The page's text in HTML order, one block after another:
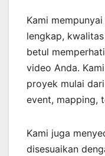
Kami
lengkap,
betul
video Anda.
proyek mulai
event, mapping,
Kami juga
disesuaikan